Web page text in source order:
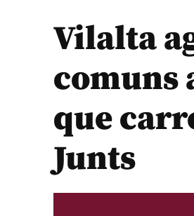
Vilalta
comuns
que
Junts